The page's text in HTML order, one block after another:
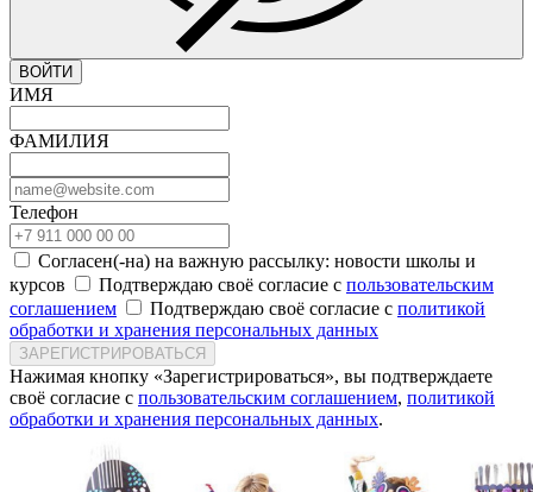
ВОЙТИ
ИМЯ
ФАМИЛИЯ
Телефон
Согласен(-на) на важную рассылку: новости школы и
курсов
Подтверждаю своё согласие с пользовательским
соглашением
Подтверждаю своё согласие с политикой
обработки и хранения персональных данных
ЗАРЕГИСТРИРОВАТЬСЯ
Нажимая кнопку «Зарегистрироваться», вы подтверждаете
своё согласие с пользовательским соглашением, политикой
обработки и хранения персональных данных.